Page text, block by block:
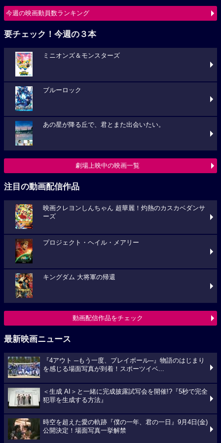
今週の映画動員数ランキング
要チェック！今週の３本
ミニオンズ＆モンスターズ
ブルーロック
あの星が降る丘で、君とまた出会いたい。
劇場上映中の映画一覧
注目の動画配信作品
映画クレヨンしんちゃん 超華麗！灼熱のカスカベダンサ
ーズ
プロジェクト・ヘイル・メアリー
キングダム 大将軍の帰還
動画配信作品をチェック
最新映画ニュース
『4アウト ─もう一度、プレイボール─』物語のはじまり
を感じる場面写真が到着！スポーツイベ...
＜生成 AI＞と一緒に完成披露試写会を開催!?『5秒で完全
犯罪を生成する方法』
時空を超えた愛の軌跡『僕の一年、君の一日』9月4日(金)
公開決定！場面写真一挙解禁